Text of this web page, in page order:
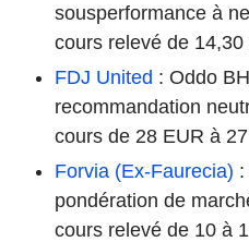
sousperformance à
cours relevé de
FDJ United : Oddo
recommandation
cours de 28 EUR à
Forvia (Ex-Faurecia)
pondération de
cours relevé de 10 à